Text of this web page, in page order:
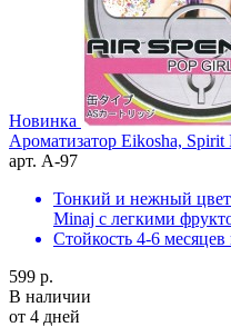
Новинка
Ароматизатор Eikosha,
арт. A-97
Тонкий и нежный
Minaj с легкими
Стойкость 4-6 месяцев
599 р.
В наличии
от 4 дней